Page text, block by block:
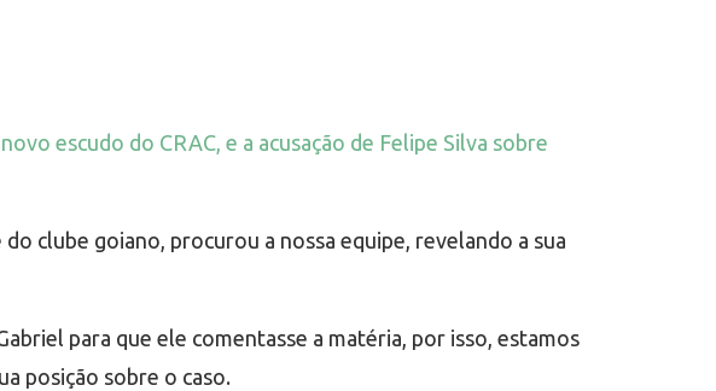
novo escudo do CRAC, e a acusação de Felipe Silva sobre
clube goiano, procurou a nossa equipe, revelando a sua
para que ele comentasse a matéria, por isso, estamos
posição sobre o caso.